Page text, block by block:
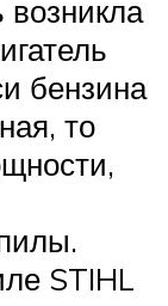
возникла
бензина
то
STIHL